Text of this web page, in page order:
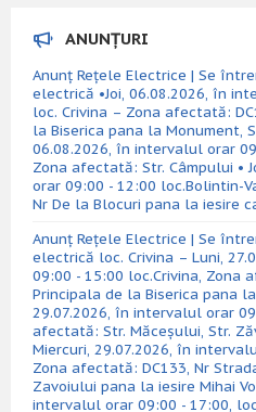
ANUNȚURI
Anunț Rețele Electrice | Se
electrică •Joi, 06.08.2026, în
loc. Crivina – Zona afectată:
la Biserica pana la Monument,
06.08.2026, în intervalul orar
Zona afectată: Str. Câmpului •
orar 09:00 - 12:00 loc.Bolintin-
Nr De la Blocuri pana la iesire
Anunț Rețele Electrice | Se
electrică loc. Crivina – Luni,
09:00 - 15:00 loc.Crivina, Zona
Principala de la Biserica pana
29.07.2026, în intervalul orar
afectată: Str. Măceșului, Str.
Miercuri, 29.07.2026, în
Zona afectată: DC133, Nr
Zavoiului pana la iesire Mihai
intervalul orar 09:00 - 17:00,